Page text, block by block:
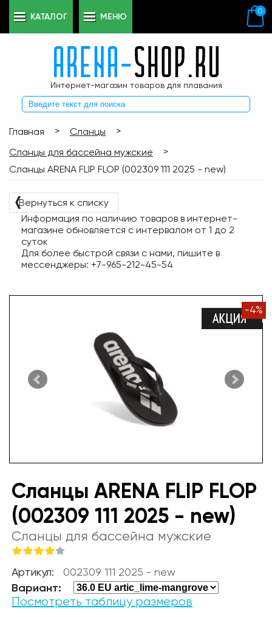
Интернет-магазин товаров для плавания
0
КАТАЛОГ МЕНЮ
Главная > Сланцы
>
Сланцы для бассейна мужские
>
Сланцы ARENA FLIP FLOP (002309 111 2025 - new)
❬Вернуться к списку
Информация по наличию товаров в интернет-
магазине обновляется с интервалом от 1 до 2
суток
Для более быстрой связи с нами, пишите в
мессенджеры: +7-965-212-45-54
-4%
Сланцы ARENA FLIP FLOP
(002309 111 2025 - new)
Сланцы для бассейна мужские
Артикул: 002309 111 2025 - new
Вариант:
Посмотреть таблицу размеров